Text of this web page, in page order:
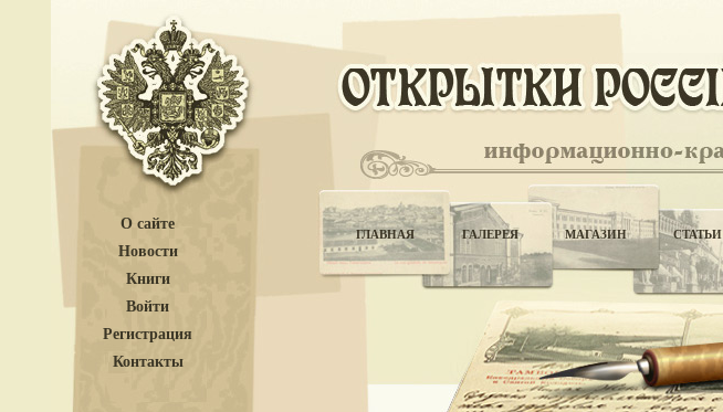
О сайте
Новости
Книги
Войти
Регистрация
Контакты
ГЛАВНАЯ ГАЛЕРЕЯ МАГАЗИН СТАТЬИ